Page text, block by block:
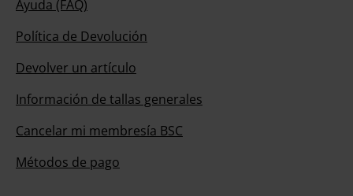
Ayuda (FAQ)
Política de Devolución
Devolver un artículo
Información de tallas generales
Cancelar mi membresía BSC
Métodos de pago